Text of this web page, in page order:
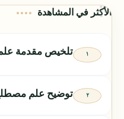
الأكثر في المشاهدة
تلخيص مقدمة
توضيح علم